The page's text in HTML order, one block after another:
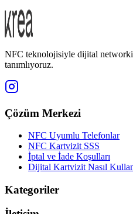
NFC teknolojisiyle dijital
tanımlıyoruz.
Çözüm Merkezi
NFC Uyumlu Telefonlar
NFC Kartvizit SSS
İptal ve İade Koşulları
Dijital Kartvizit Nasıl
Kategoriler